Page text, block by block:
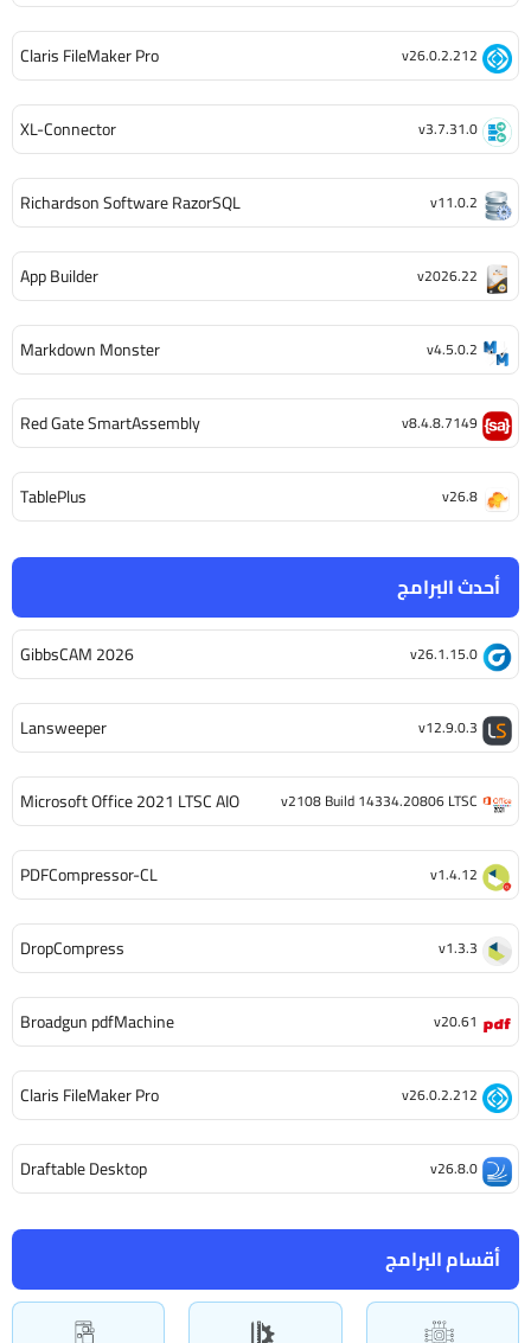
أقسام البرامج
أحدث البرامج
GibbsCAM 2026 v26.1.15.0
Lansweeper v12.9.0.3
Microsoft Office 2021 LTSC AIO v2108 Build 14334.20806 LTSC
PDFCompressor-CL v1.4.12
DropCompress v1.3.3
Broadgun pdfMachine v20.61
Claris FileMaker Pro v26.0.2.212
Draftable Desktop v26.8.0
Claris FileMaker Pro v26.0.2.212
XL-Connector v3.7.31.0
Richardson Software RazorSQL v11.0.2
App Builder v2026.22
Markdown Monster v4.5.0.2
Red Gate SmartAssembly v8.4.8.7149
TablePlus v26.8